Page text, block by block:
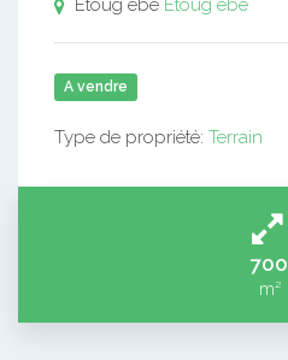
Etoug ébé Etoug ébé
A vendre
Type de propriété: Terrain
700
m²